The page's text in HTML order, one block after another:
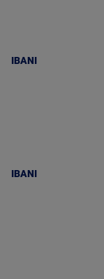
IBANI
IBANI